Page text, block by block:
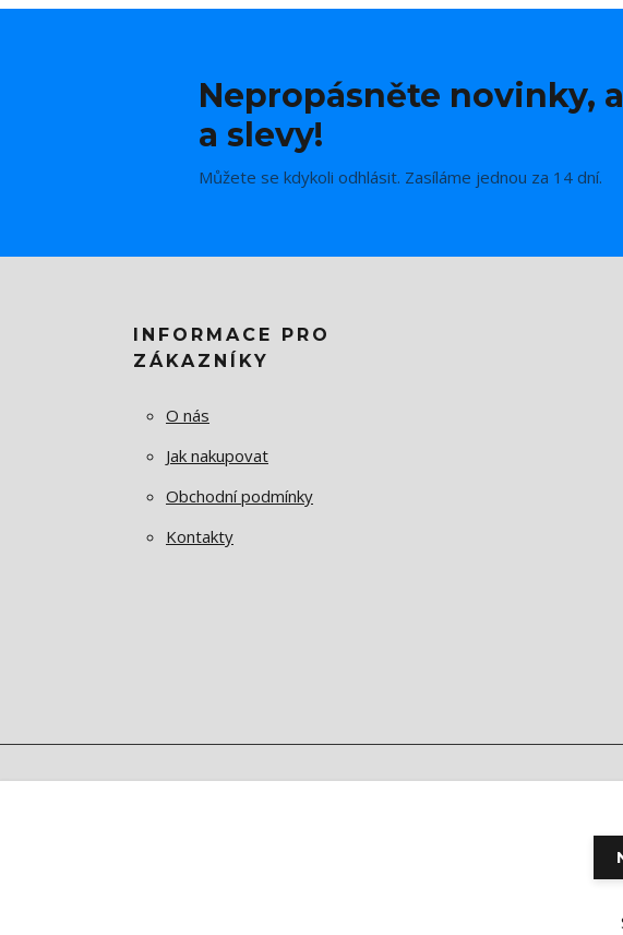
Nepropásněte novinky,
a slevy!
Můžete se kdykoli odhlásit. Zasíláme jednou za 14 dní.
INFORMACE PRO
ZÁKAZNÍKY
O nás
Jak nakupovat
Obchodní podmínky
Kontakty